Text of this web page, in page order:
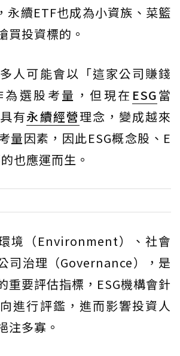
永續ETF也成為小資族、菜籃
買投資標的。
人可能會以「這家公司賺錢
選股考量，但現在 ESG當
有永續經營理念，變成越來
量因素，因此ESG概念股、E
也應運而生。
境（Environment）、社會
司治理（Governance），是
重要評估指標，ESG機構會針
進行評鑑，進而影響投資人
注多寡。